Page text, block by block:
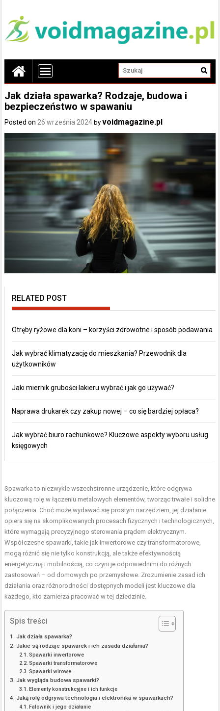
Jak działa spawarka? Rodzaje, budowa i
bezpieczeństwo w spawaniu
Posted on 26 września 2024 byvoidmagazine.pl
RELATED POST
Otręby ryżowe dla koni – korzyści zdrowotne i sposób podawania
Jak wybrać klimatyzację do mieszkania? Przewodnik dla
użytkowników
Jaki miernik grubości lakieru wybrać i jak go używać?
Naprawa drukarek czy zakup nowej – co się bardziej opłaca?
Jak wybrać biuro rachunkowe? Kluczowe aspekty wyboru usług
księgowych
Spawarka to niezwykle wszechstronne urządzenie, które odgrywa
kluczową rolę w łączeniu metalowych elementów, tworząc trwałe i solidne
połączenia. Choć może wydawać się prostym narzędziem, jej działanie
opiera się na skomplikowanych procesach fizycznych i technologicznych,
które wymagają precyzyjnego sterowania prądem elektrycznym.
Współczesne spawarki, takie jak inwertorowe czy transformatorowe,
mogą różnić się nie tylko konstrukcją, ale także efektywnością
energetyczną i mobilnością, co czyni je odpowiednimi do różnych
zastosowań – od domowych po przemysłowe. Zrozumienie zasad ich
działania oraz różnorodności dostępnych modeli jest kluczowe dla
każdego, kto zamierza pracować w tej dziedzinie.
Spis treści
Jak działa spawarka?
Jakie są rodzaje spawarek i ich zasada działania?
Spawarki inwertorowe
Spawarki transformatorowe
Spawarki wirowe
Jak wygląda budowa spawarki?
Elementy konstrukcyjne i ich funkcje
Jaką rolę odgrywa technologia i elektronika w spawarkach?
Falownik i jego działanie